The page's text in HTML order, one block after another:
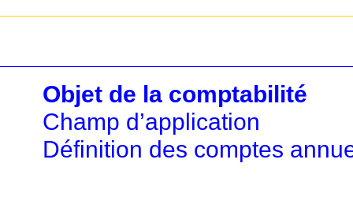
Objet de la comptabilité
Champ d’application
Définition des comptes